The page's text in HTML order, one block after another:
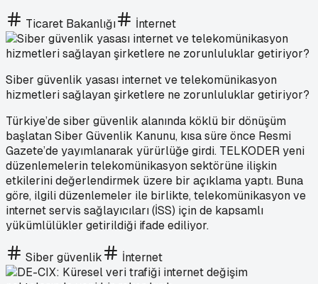
Ticaret Bakanlığı İnternet
Siber güvenlik yasası internet ve telekomünikasyon
hizmetleri sağlayan şirketlere ne zorunluluklar getiriyor?
Türkiye’de siber güvenlik alanında köklü bir dönüşüm
başlatan Siber Güvenlik Kanunu, kısa süre önce Resmi
Gazete’de yayımlanarak yürürlüğe girdi. TELKODER yeni
düzenlemelerin telekomünikasyon sektörüne ilişkin
etkilerini değerlendirmek üzere bir açıklama yaptı. Buna
göre, ilgili düzenlemeler ile birlikte, telekomünikasyon ve
internet servis sağlayıcıları (İSS) için de kapsamlı
yükümlülükler getirildiği ifade ediliyor.
Siber güvenlik İnternet